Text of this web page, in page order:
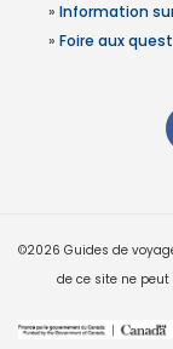
» Information
» Foire aux
©2026 Guides de
de ce site ne